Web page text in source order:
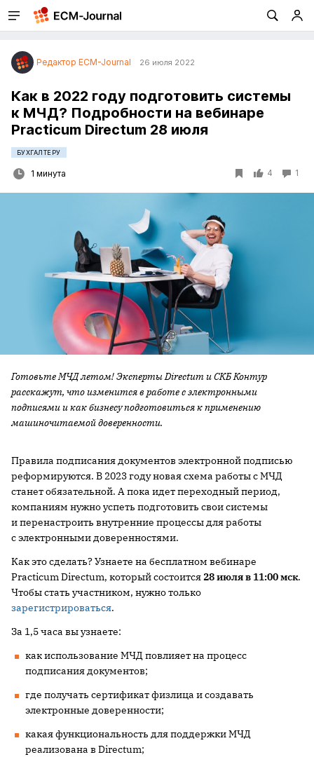
Редактор ECM-Journal 26 июля 2022
Как в 2022 году подготовить системы
к МЧД? Подробности на вебинаре
Practicum Directum 28 июля
БУХГАЛТЕРУ
1 минута 4 1
Готовьте МЧД летом! Эксперты Directum и СКБ Контур
расскажут, что изменится в работе с электронными
подписями и как бизнесу подготовиться к применению
машиночитаемой доверенности.
Правила подписания документов электронной подписью
реформируются. В 2023 году новая схема работы с МЧД
станет обязательной. А пока идет переходный период,
компаниям нужно успеть подготовить свои системы
и перенастроить внутренние процессы для работы
с электронными доверенностями.
Как это сделать? Узнаете на бесплатном вебинаре
Practicum Directum, который состоится28 июля в 11:00 мск.
Чтобы стать участником, нужно только
зарегистрироваться.
За 1,5 часа вы узнаете:
как использование МЧД повлияет на процесс
подписания документов;
где получать сертификат физлица и создавать
электронные доверенности;
какая функциональность для поддержки МЧД
реализована в Directum;